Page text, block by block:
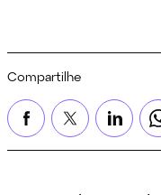
Compartilhe